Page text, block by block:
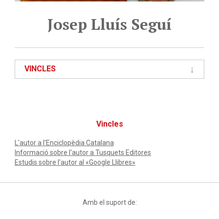
Josep Lluís Seguí
VINCLES
Vincles
L'autor a l'Enciclopèdia Catalana
Informació sobre l'autor a Tusquets Editores
Estudis sobre l'autor al «Google Llibres»
Amb el suport de: